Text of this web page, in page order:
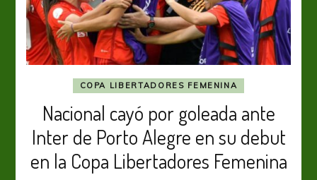
COPA LIBERTADORES FEMENINA
Nacional cayó por goleada ante
Inter de Porto Alegre en su debut
en la Copa Libertadores Femenina